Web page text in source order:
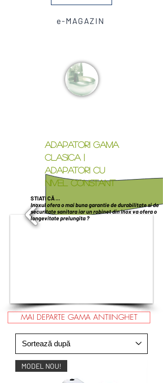
e-MAGAZIN
ADAPATORI GAMA
CLASICA |
ADAPATORI CU
NIVEL CONSTANT
STIATI CĂ ...
Inoxul ofera o mai buna garantie de durabilitate si de
securitate sanitara iar un robinet din inox va ofera o
longevitate prelungita ?
MAI DEPARTE GAMA ANTIINGHET
MODEL NOU!